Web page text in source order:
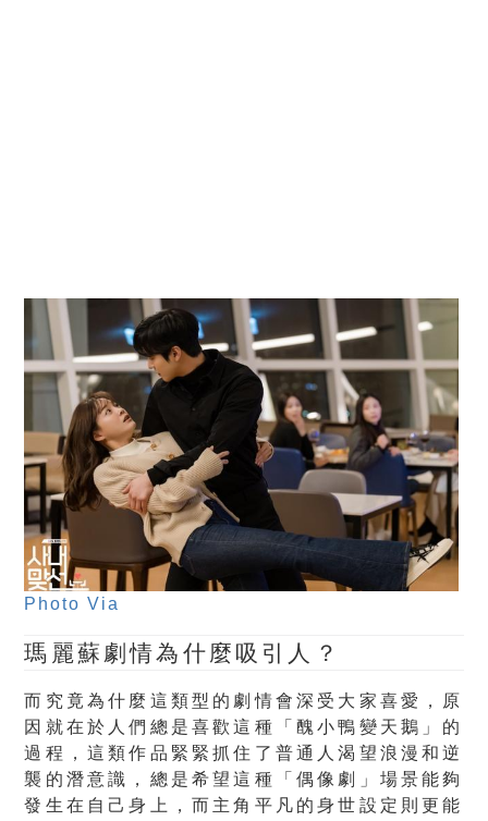
Photo Via
瑪麗蘇劇情為什麼吸引人？
而究竟為什麼這類型的劇情會深受大家喜愛，原
因就在於人們總是喜歡這種「醜小鴨變天鵝」的
過程，這類作品緊緊抓住了普通人渴望浪漫和逆
襲的潛意識，總是希望這種「偶像劇」場景能夠
發生在自己身上，而主角平凡的身世設定則更能